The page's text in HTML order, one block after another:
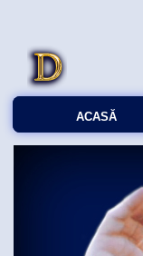
ACASĂ